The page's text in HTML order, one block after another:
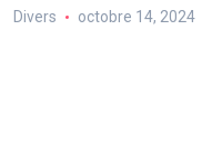
Divers octobre 14, 2024